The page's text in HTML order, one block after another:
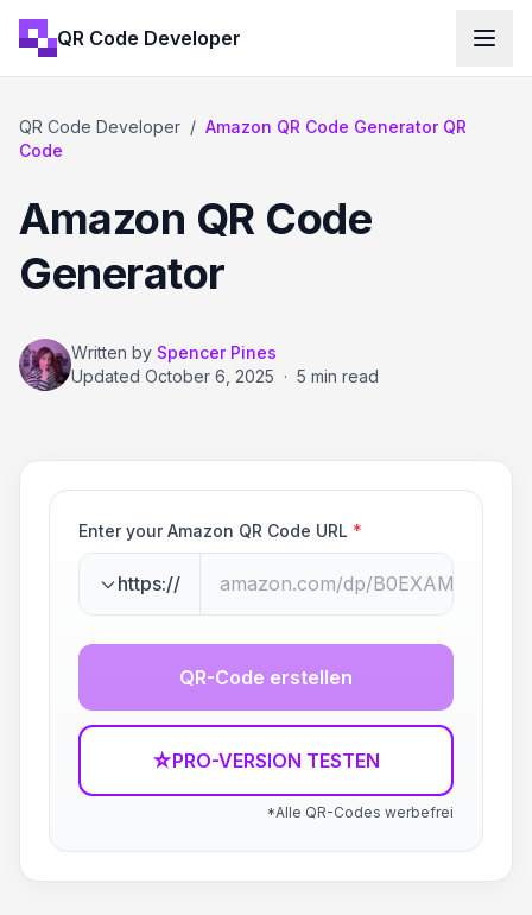
QR Code Developer
QR Code Developer / Amazon QR Code Generator QR
Code
Amazon QR Code
Generator
Written by Spencer Pines
Updated October 6, 2025 · 5 min read
Enter your Amazon QR Code URL *
https://
QR-Code erstellen
☆PRO-VERSION TESTEN
*Alle QR-Codes werbefrei